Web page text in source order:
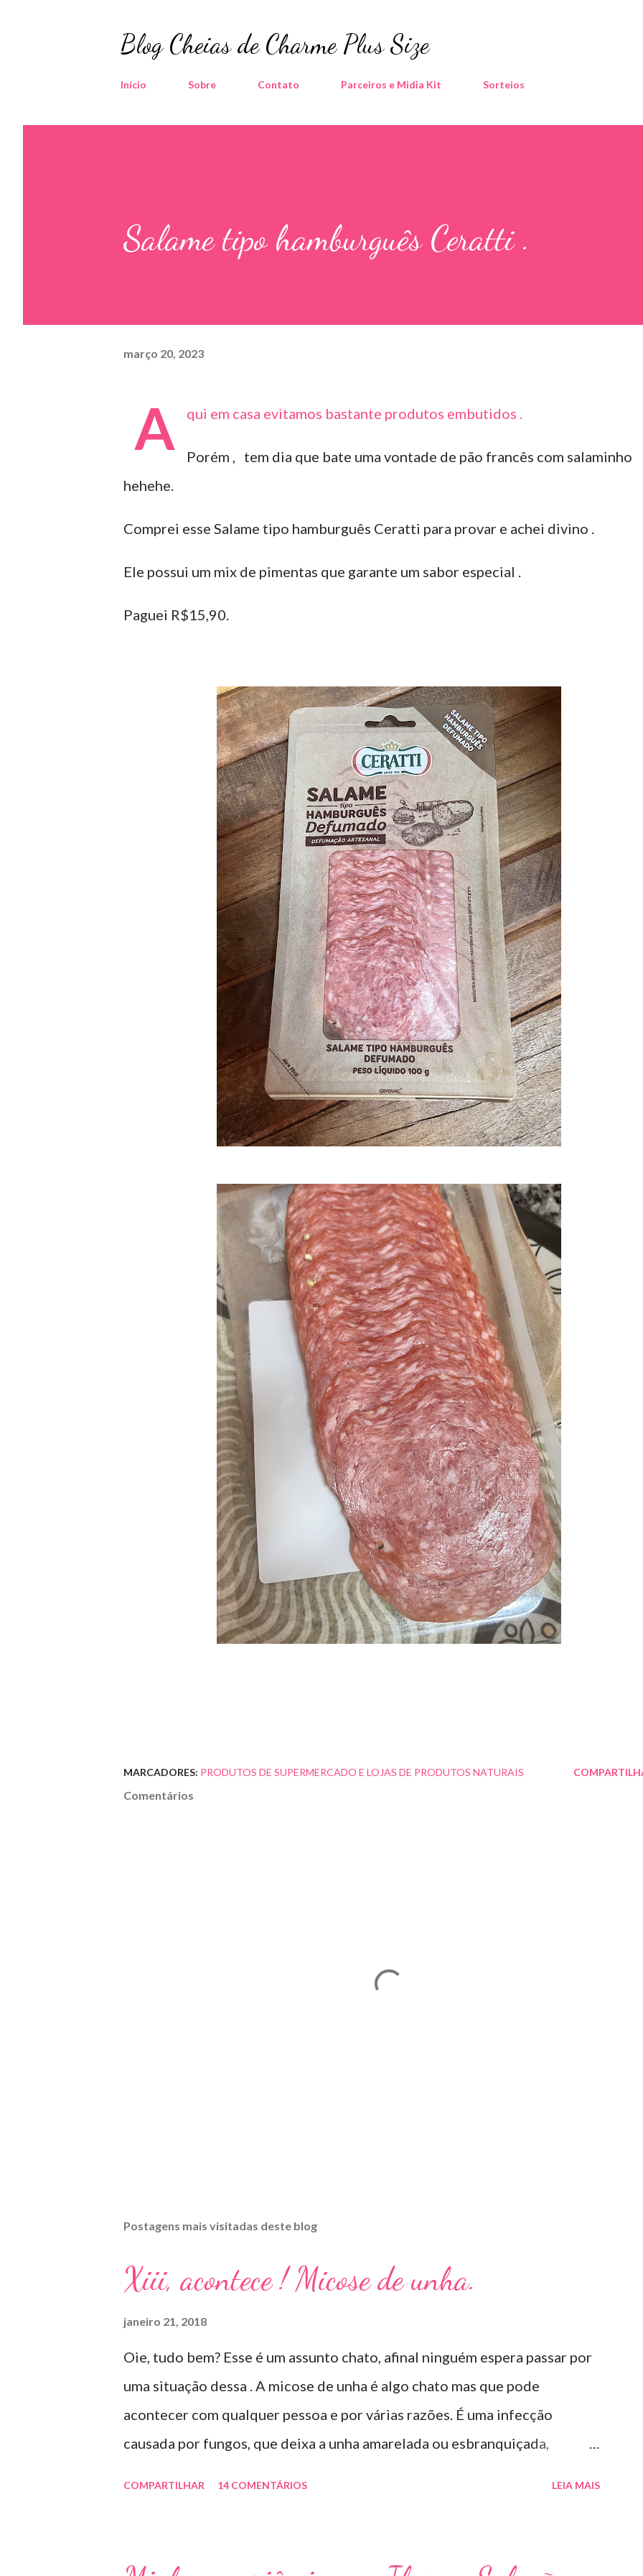
Blog Cheias de Charme Plus Size
Início Sobre Contato Parceiros e Midia Kit Sorteios
Salame tipo hamburguês Ceratti .
março 20, 2023
A qui em casa evitamos bastante produtos embutidos .
Porém , tem dia que bate uma vontade de pão francês com salaminho
hehehe.
Comprei esse Salame tipo hamburguês Ceratti para provar e achei divino .
Ele possui um mix de pimentas que garante um sabor especial .
Paguei R$15,90.
MARCADORES: PRODUTOS DE SUPERMERCADO E LOJAS DE PRODUTOS NATURAIS
Comentários
Postagens mais visitadas deste blog
Xiii, acontece ! Micose de unha.
janeiro 21, 2018
Oie, tudo bem? Esse é um assunto chato, afinal ninguém espera passar por
uma situação dessa . A micose de unha é algo chato mas que pode
acontecer com qualquer pessoa e por várias razões. É uma infecção
causada por fungos, que deixa a unha amarelada ou esbranquiçada,
COMPARTILHAR 14 COMENTÁRIOS LEIA MAIS